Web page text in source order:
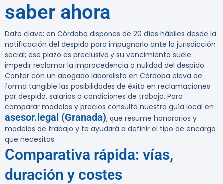
saber ahora
Dato clave: en Córdoba dispones de 20 días hábiles desde la
notificación del despido para impugnarlo ante la jurisdicción
social; ese plazo es preclusivo y su vencimiento suele
impedir reclamar la improcedencia o nulidad del despido.
Contar con un abogado laboralista en Córdoba eleva de
forma tangible las posibilidades de éxito en reclamaciones
por despido, salarios o condiciones de trabajo. Para
comparar modelos y precios consulta nuestra guía local en
asesor.legal (Granada), que resume honorarios y
modelos de trabajo y te ayudará a definir el tipo de encargo
que necesitas.
Comparativa rápida: vías,
duración y costes